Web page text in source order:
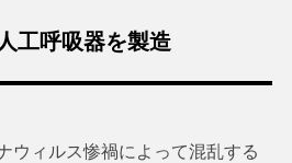
工呼吸器を製造
ウィルス惨禍によって混乱する